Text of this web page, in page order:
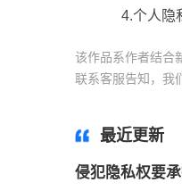
4.个人隐
该作品系作者结合
联系客服告知，我
最近更新
侵犯隐私权要